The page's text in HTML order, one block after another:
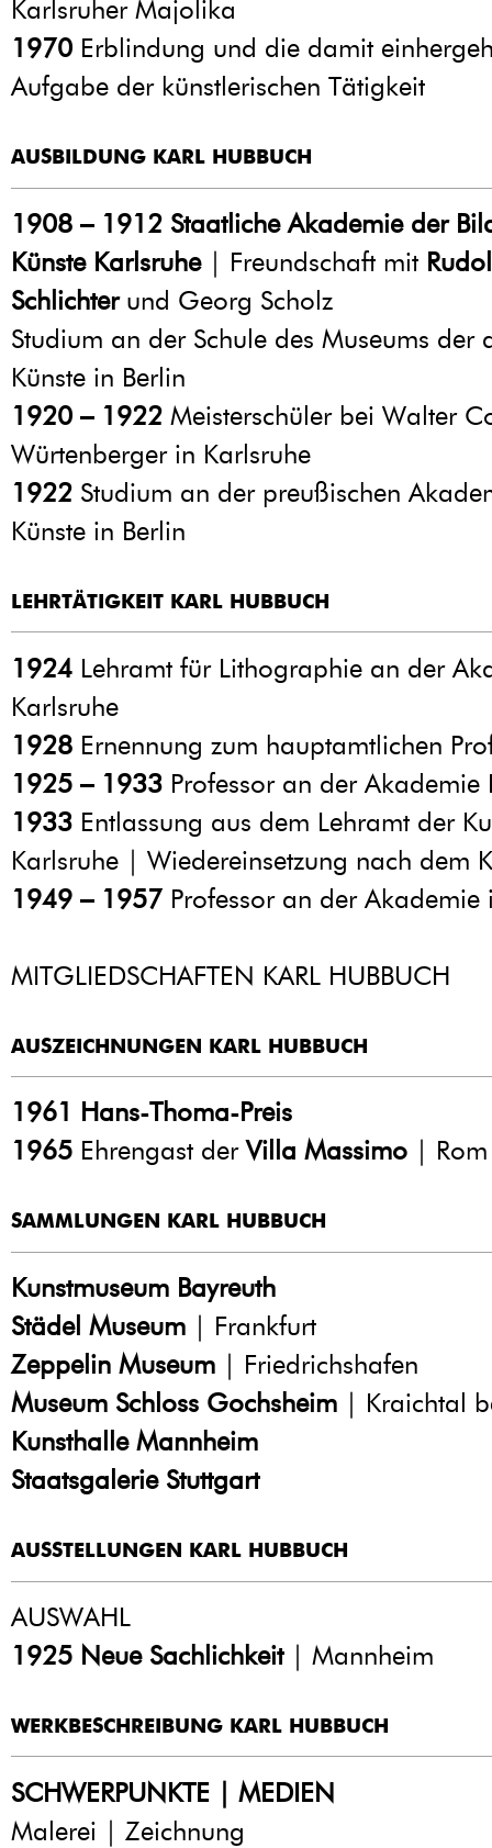
Karlsruher Majolika
1970 Erblindung und die damit
Aufgabe der künstlerischen Tätigkeit
AUSBILDUNG KARL HUBBUCH
1908 – 1912 Staatliche Akademie der
Künste Karlsruhe| Freundschaft mit
Schlichterund Georg Scholz
Studium an der Schule des Museums der
Künste in Berlin
1920 – 1922 Meisterschüler bei Walter
Würtenberger in Karlsruhe
1922 Studium an der preußischen
Künste in Berlin
LEHRTÄTIGKEIT KARL HUBBUCH
1924 Lehramt für Lithographie an der
Karlsruhe
1928 Ernennung zum hauptamtlichen
1925 – 1933 Professor an der Akademie
1933 Entlassung aus dem Lehramt der
Karlsruhe | Wiedereinsetzung nach dem
1949 – 1957 Professor an der Akademie
MITGLIEDSCHAFTEN KARL HUBBUCH
AUSZEICHNUNGEN KARL HUBBUCH
1961 Hans-Thoma-Preis
1965 Ehrengast derVilla Massimo | Rom
SAMMLUNGEN KARL HUBBUCH
Kunstmuseum Bayreuth
Städel Museum | Frankfurt
Zeppelin Museum | Friedrichshafen
Museum Schloss Gochsheim | Kraichtal
Kunsthalle Mannheim
Staatsgalerie Stuttgart
AUSSTELLUNGEN KARL HUBBUCH
AUSWAHL
1925 Neue Sachlichkeit| Mannheim
WERKBESCHREIBUNG KARL HUBBUCH
SCHWERPUNKTE | MEDIEN
Malerei | Zeichnung